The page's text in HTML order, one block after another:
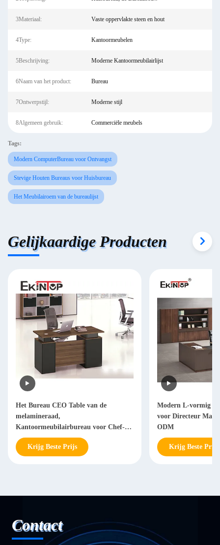
3Materiaal: Vaste oppervlakte steen en hout
4Type: Kantoormeubelen
5Beschrijving: Moderne Kantoormeubilairlijst
6Naam van het product: Bureau
7Ontwerpstijl: Moderne stijl
8Algemeen gebruik: Commerciële meubels
Tags:
Modern ComputerBureau voor Ontvangst
Stevige Houten Bureaus voor Huisbureau
Het Meubilairoem van de bureaulijst
Gelijkaardige Producten
Het Bureau CEO Table van de
melamineraad,
Kantoormeubilairbureau voor Chef-
Manager
Krijg Beste Prijs
Modern L-vormig
voor Directeur
ODM
Krijg Beste Prijs
Contact